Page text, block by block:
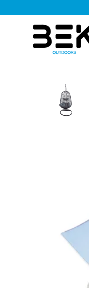
al
contenido